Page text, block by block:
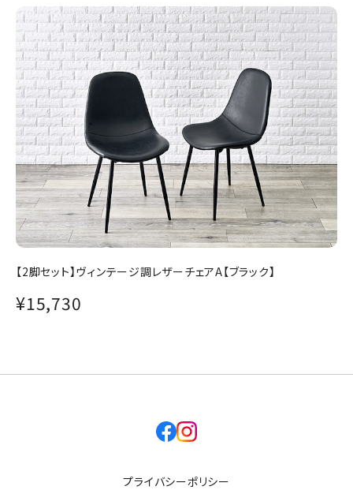
【2脚セット】ヴィンテージ調レザーチェアA【ブラック】
¥15,730
プライバシーポリシー